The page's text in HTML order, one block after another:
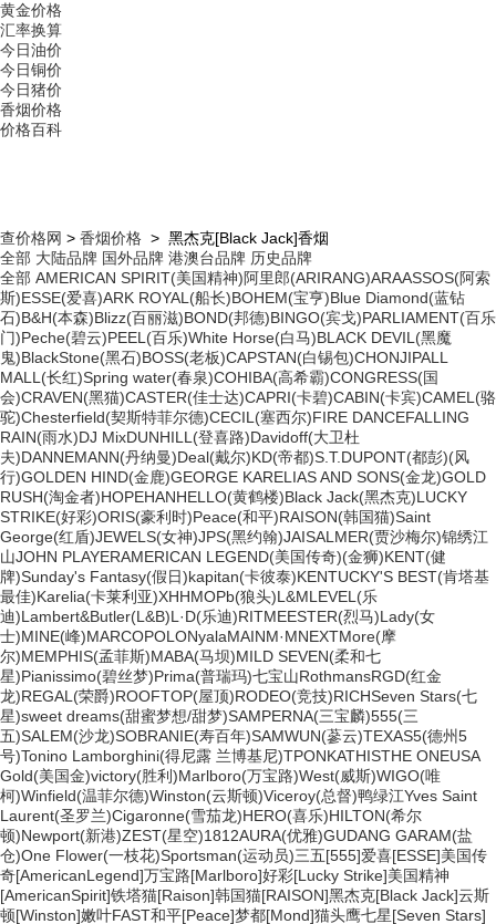
黄金价格
汇率换算
今日油价
今日铜价
今日猪价
香烟价格
价格百科
查价格网 > 香烟价格 > 黑杰克[Black Jack]香烟
全部 大陆品牌 国外品牌 港澳台品牌 历史品牌
全部 AMERICAN SPIRIT(美国精神)阿里郎(ARIRANG)ARAASSOS(阿索
斯)ESSE(爱喜)ARK ROYAL(船长)BOHEM(宝亨)Blue Diamond(蓝钻
石)B&H(本森)Blizz(百丽滋)BOND(邦德)BINGO(宾戈)PARLIAMENT(百乐
门)Peche(碧云)PEEL(百乐)White Horse(白马)BLACK DEVIL(黑魔
鬼)BlackStone(黑石)BOSS(老板)CAPSTAN(白锡包)CHONJIPALL
MALL(长红)Spring water(春泉)COHIBA(高希霸)CONGRESS(国
会)CRAVEN(黑猫)CASTER(佳士达)CAPRI(卡碧)CABIN(卡宾)CAMEL(骆
驼)Chesterfield(契斯特菲尔德)CECIL(塞西尔)FIRE DANCEFALLING
RAIN(雨水)DJ MixDUNHILL(登喜路)Davidoff(大卫杜
夫)DANNEMANN(丹纳曼)Deal(戴尔)KD(帝都)S.T.DUPONT(都彭)(风
行)GOLDEN HIND(金鹿)GEORGE KARELIAS AND SONS(金龙)GOLD
RUSH(淘金者)HOPEHANHELLO(黄鹤楼)Black Jack(黑杰克)LUCKY
STRIKE(好彩)ORIS(豪利时)Peace(和平)RAISON(韩国猫)Saint
George(红盾)JEWELS(女神)JPS(黑约翰)JAISALMER(贾沙梅尔)锦绣江
山JOHN PLAYERAMERICAN LEGEND(美国传奇)(金狮)KENT(健
牌)Sunday's Fantasy(假日)kapitan(卡彼泰)KENTUCKY'S BEST(肯塔基
最佳)Karelia(卡莱利亚)XHHMOPb(狼头)L&MLEVEL (乐
迪)Lambert&Butler(L&B)L·D(乐迪)RITMEESTER(烈马)Lady(女
士)MINE(峰)MARCOPOLONyalaMAINM·MNEXTMore(摩
尔)MEMPHIS(孟菲斯)MABA(马坝)MILD SEVEN(柔和七
星)Pianissimo(碧丝梦)Prima(普瑞玛)七宝山RothmansRGD(红金
龙)REGAL(荣爵)ROOFTOP(屋顶)RODEO(竞技)RICHSeven Stars(七
星)sweet dreams(甜蜜梦想/甜梦)SAMPERNA(三宝麟)555(三
五)SALEM(沙龙)SOBRANIE(寿百年)SAMWUN(蔘云)TEXAS5(德州5
号)Tonino Lamborghini(得尼露 兰博基尼)TPONKATHISTHE ONEUSA
Gold(美国金)victory(胜利)Marlboro(万宝路)West(威斯)WIGO(唯
柯)Winfield(温菲尔德)Winston(云斯顿)Viceroy(总督)鸭绿江Yves Saint
Laurent(圣罗兰)Cigaronne(雪茄龙)HERO(喜乐)HILTON(希尔
顿)Newport(新港)ZEST(星空)1812AURA(优雅)GUDANG GARAM(盐
仓)One Flower(一枝花)Sportsman(运动员)三五[555]爱喜[ESSE]美国传
奇[AmericanLegend]万宝路[Marlboro]好彩[Lucky Strike]美国精神
[AmericanSpirit]铁塔猫[Raison]韩国猫[RAISON]黑杰克[Black Jack]云斯
顿[Winston]嫩叶FAST和平[Peace]梦都[Mond]猫头鹰七星[Seven Stars]